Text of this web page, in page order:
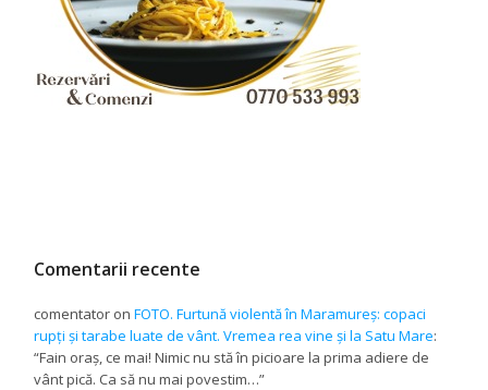
Comentarii recente
comentator onFOTO. Furtună violentă în Maramureș: copaci
rupți și tarabe luate de vânt. Vremea rea vine și la Satu Mare:
“Fain oraș, ce mai! Nimic nu stă în picioare la prima adiere de
vânt pică. Ca să nu mai povestim…”